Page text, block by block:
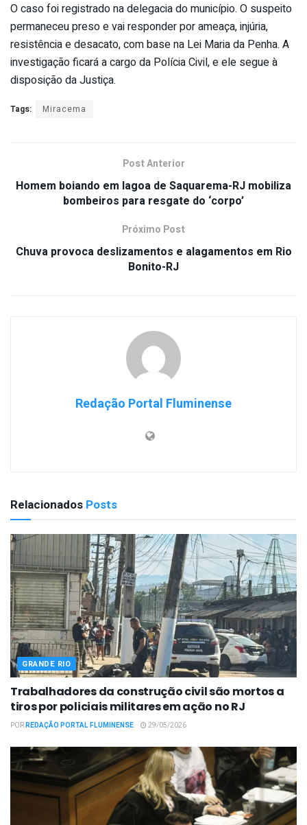
O caso foi registrado na delegacia do município. O suspeito
permaneceu preso e vai responder por ameaça, injúria,
resistência e desacato, com base na Lei Maria da Penha. A
investigação ficará a cargo da Polícia Civil, e ele segue à
disposição da Justiça.
Tags: Miracema
Post Anterior
Homem boiando em lagoa de Saquarema-RJ mobiliza
bombeiros para resgate do ‘corpo’
Próximo Post
Chuva provoca deslizamentos e alagamentos em Rio
Bonito-RJ
Redação Portal Fluminense
Relacionados Posts
GRANDE RIO
Trabalhadores da construção civil são mortos a
tiros por policiais militares em ação no RJ
PORREDAÇÃO PORTAL FLUMINENSE 29/05/2026